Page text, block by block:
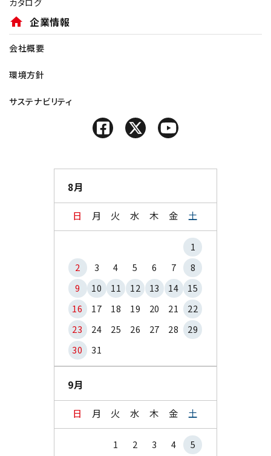
カタログ
home 企業情報
会社概要
環境方針
サステナビリティ
8月
日 月 火 水 木 金 土
1
2
3 4 5 6 7
8
9
10 11 12 13 14
15
16
17 18 19 20 21
22
23
24 25 26 27 28
29
30
31
9月
日 月 火 水 木 金 土
1 2 3 4 5